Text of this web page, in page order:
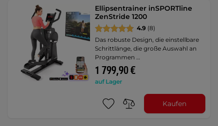
Ellipsentrainer inSPORTline
ZenStride 1200
4.9 (8)
Das robuste Design, die einstellbare
Schrittlänge, die große Auswahl an
Programmen …
1 799,90 €
auf Lager
Kaufen